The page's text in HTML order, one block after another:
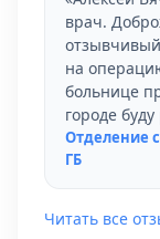
врач.
на
больнице
городе
Отделение
ГБ
Читать все